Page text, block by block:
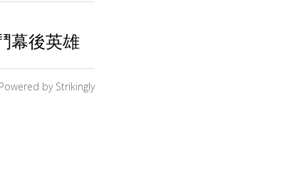
幕後英雄
Powered by Strikingly